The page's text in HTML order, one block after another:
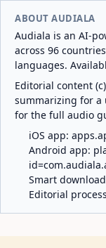
ABOUT AUDIALA
Audiala is an AI-
across 96
languages.
Editorial content
summarizing for a
for the full audio
iOS app:
Android app:
Smart
Editorial